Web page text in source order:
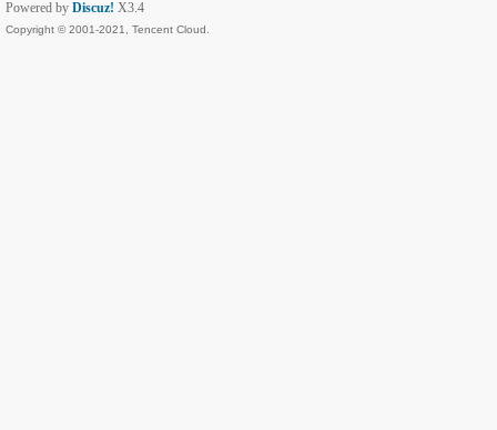
Powered by Discuz! X3.4
Copyright © 2001-2021, Tencent Cloud.